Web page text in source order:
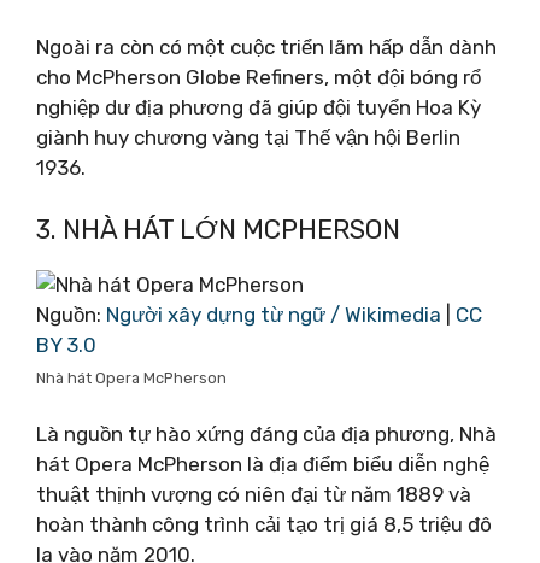
Ngoài ra còn có một cuộc triển lãm hấp dẫn dành
cho McPherson Globe Refiners, một đội bóng rổ
nghiệp dư địa phương đã giúp đội tuyển Hoa Kỳ
giành huy chương vàng tại Thế vận hội Berlin
1936.
3. NHÀ HÁT LỚN MCPHERSON
Nguồn: Người xây dựng từ ngữ / Wikimedia
CC
BY 3.0
Nhà hát Opera McPherson
Là nguồn tự hào xứng đáng của địa phương, Nhà
hát Opera McPherson là địa điểm biểu diễn nghệ
thuật thịnh vượng có niên đại từ năm 1889 và
hoàn thành công trình cải tạo trị giá 8,5 triệu đô
la vào năm 2010.